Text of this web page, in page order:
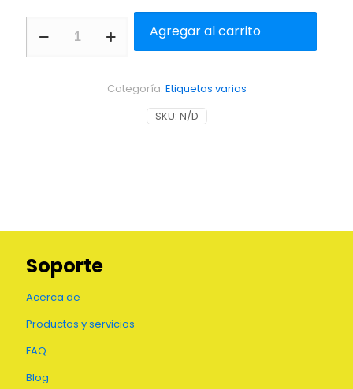
couche
Agregar al carrito
Categoría: Etiquetas varias
SKU: N/D
Soporte
Acerca de
Productos y servicios
FAQ
Blog